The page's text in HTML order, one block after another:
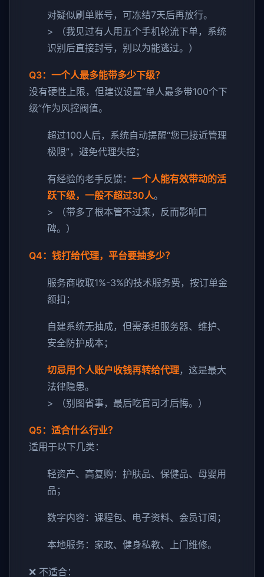
对疑似刷单账号，可冻结7天后再放行。
> （我见过有人用五个手机轮流下单，系统
识别后直接封号，别以为能逃过。）
Q3：一个人最多能带多少下级？
没有硬性上限，但建议设置“单人最多带100个下
级”作为风控阀值。
超过100人后，系统自动提醒“您已接近管理
极限”，避免代理失控；
有经验的老手反馈： 一个人能有效带动的活
跃下级，一般不超过30人。
> （带多了根本管不过来，反而影响口
碑。）
Q4：钱打给代理，平台要抽多少？
服务商收取1%-3%的技术服务费，按订单金
额扣；
自建系统无抽成，但需承担服务器、维护、
安全防护成本；
切忌用个人账户收钱再转给代理，这是最大
法律隐患。
> （别图省事，最后吃官司才后悔。）
Q5：适合什么行业？
适用于以下几类：
轻资产、高复购：护肤品、保健品、母婴用
品；
数字内容：课程包、电子资料、会员订阅；
本地服务：家政、健身私教、上门维修。
❌ 不适合：